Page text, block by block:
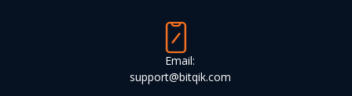
Email:
support@bitqik.com